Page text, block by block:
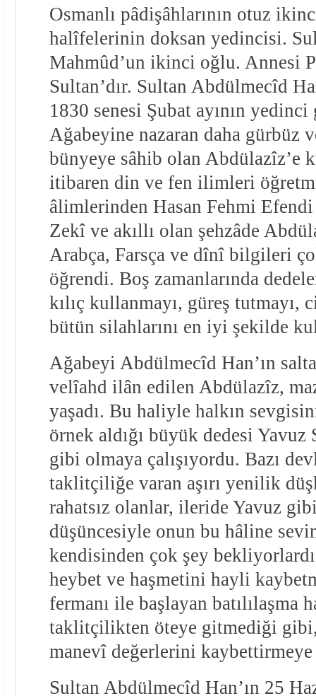
Osmanlı pâdişâhlarının otuz
halîfelerinin doksan yedincisi.
Mahmûd’un ikinci oğlu. Annesi
Sultan’dır. Sultan Abdülmecîd
1830 senesi Şubat ayının
Ağabeyine nazaran daha gürbüz
bünyeye sâhib olan Abdülazîz’e
itibaren din ve fen ilimleri
âlimlerinden Hasan Fehmi
Zekî ve akıllı olan şehzâde
Arabça, Farsça ve dînî bilgileri
öğrendi. Boş zamanlarında
kılıç kullanmayı, güreş tutmayı,
bütün silahlarını en iyi şekilde
Ağabeyi Abdülmecîd Han’ın
velîahd ilân edilen Abdülazîz,
yaşadı. Bu haliyle halkın
örnek aldığı büyük dedesi
gibi olmaya çalışıyordu. Bazı
taklitçiliğe varan aşırı yenilik
rahatsız olanlar, ileride Yavuz
düşüncesiyle onun bu hâline
kendisinden çok şey
heybet ve haşmetini hayli
fermanı ile başlayan batılılaşma
taklitçilikten öteye gitmediği
manevî değerlerini kaybettirmeye
Sultan Abdülmecîd Han’ın 25